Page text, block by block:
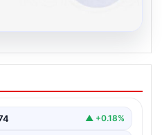
İle Sanal
Ve Chat
kaliteli bir tarzda irtibat▲ +0.18%